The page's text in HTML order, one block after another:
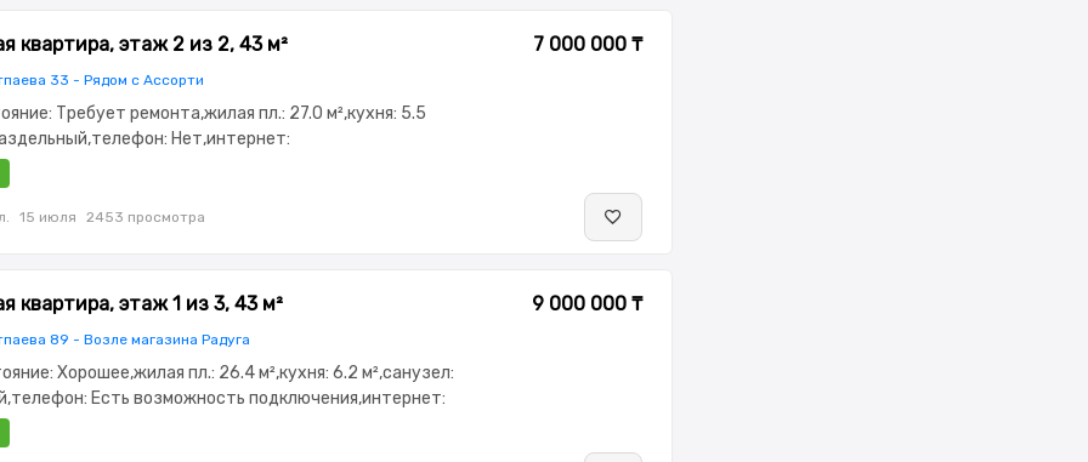
квартира, этаж 2 из 2, 43 м²
33 - Рядом с Ассорти
7 000 000 ₸
Требует ремонта,жилая пл.: 27.0 м²,кухня: 5.5
Нет,интернет:
3.3,паркинг: Рядом охраняемая
замок,Неугловая,Комнаты изолированы
15 июля 2453 просмотра
квартира, этаж 1 из 3, 43 м²
89 - Возле магазина Радуга
9 000 000 ₸
Хорошее,жилая пл.: 26.4 м²,кухня: 6.2 м²,санузел:
Есть возможность подключения,интернет:
двор